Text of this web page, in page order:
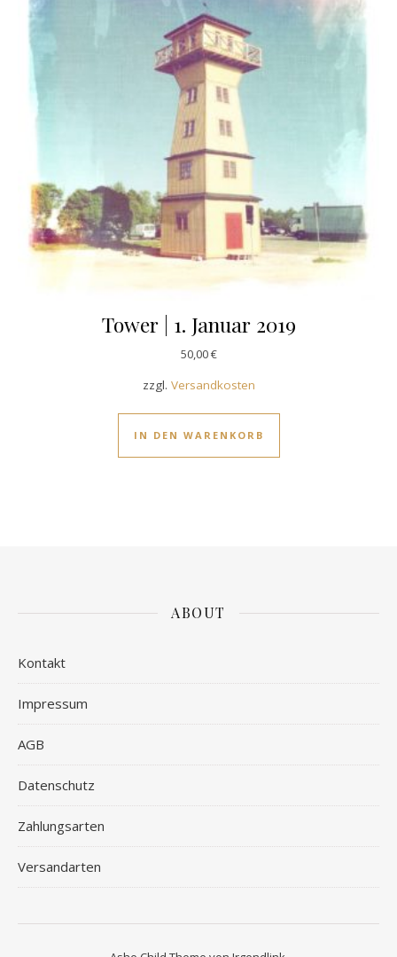
Tower | 1. Januar 2019
50,00€
zzgl. Versandkosten
IN DEN WARENKORB
ABOUT
Kontakt
Impressum
AGB
Datenschutz
Zahlungsarten
Versandarten